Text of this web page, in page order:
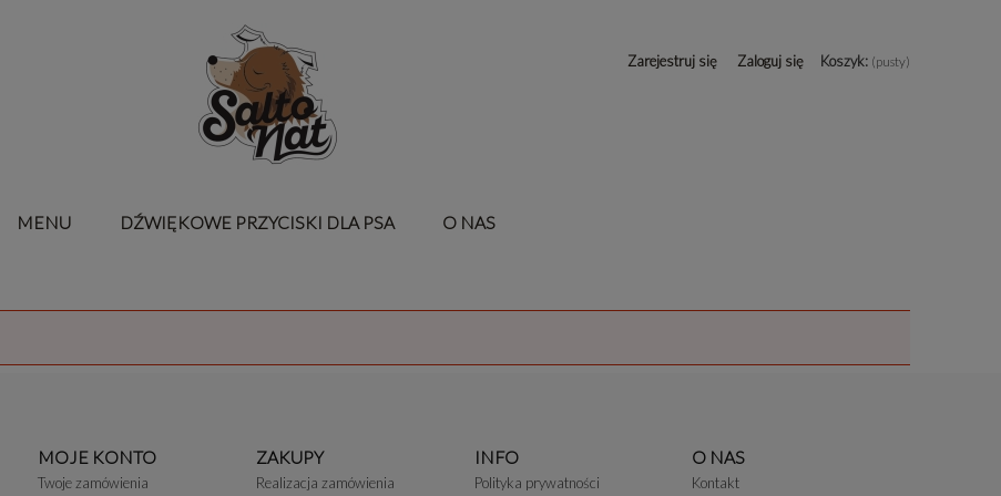
Zarejestruj się Zaloguj się Koszyk: (pusty)
MENU DŹWIĘKOWE PRZYCISKI DLA PSA O NAS
MOJE KONTO
Twoje zamówienia
ZAKUPY
Realizacja zamówienia
INFO
Polityka prywatności
O NAS
Kontakt